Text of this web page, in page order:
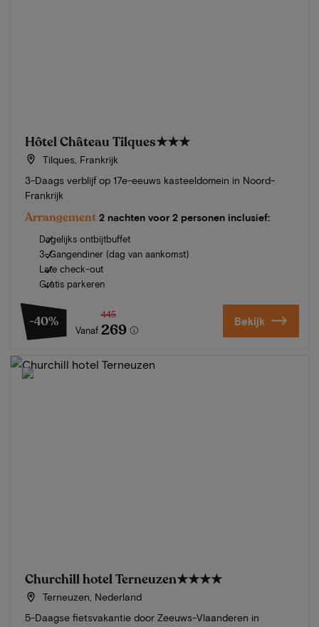
Hôtel Château Tilques★★★
Tilques, Frankrijk
3-Daags verblijf op 17e-eeuws kasteeldomein in Noord-
Frankrijk
Arrangement 2 nachten voor 2 personen inclusief:
Dagelijks ontbijtbuffet
3-Gangendiner (dag van aankomst)
Late check-out
Gratis parkeren
-40%
Vanaf
445
269 Bekijk
Churchill hotel Terneuzen★★★★
Terneuzen, Nederland
5-Daagse fietsvakantie door Zeeuws-Vlaanderen in